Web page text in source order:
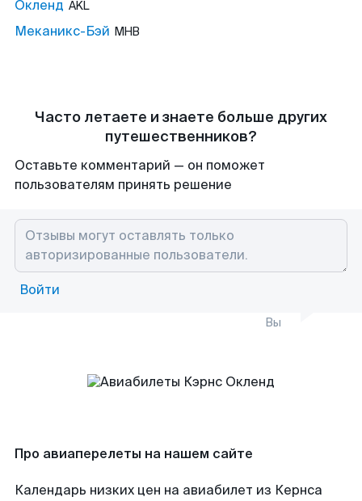
Окленд AKL
Меканикс-Бэй MHB
Часто летаете и знаете больше других
путешественников?
Оставьте комментарий — он поможет
пользователям принять решение
Войти
Вы
Про авиаперелеты на нашем сайте
Календарь низких цен на авиабилет из Кернса